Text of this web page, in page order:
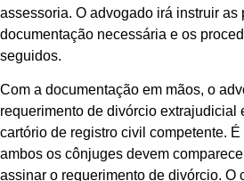
assessoria. O advogado irá instruir as
documentação necessária e os
seguidos.
Com a documentação em mãos, o
requerimento de divórcio extrajudicial
cartório de registro civil competente.
ambos os cônjuges devem
assinar o requerimento de divórcio. O